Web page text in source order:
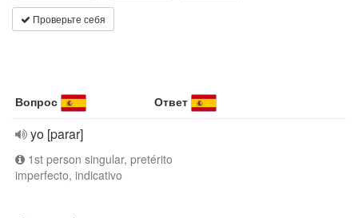
Проверьте себя
Вопрос Ответ
yo [parar]
1st person singular, pretérito
imperfecto, indicativo